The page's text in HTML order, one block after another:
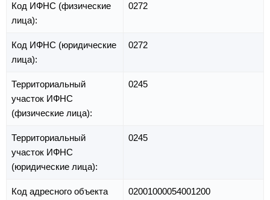
Код ИФНС (физические
лица):
0272
Код ИФНС (юридические
лица):
0272
Территориальный
участок ИФНС
(физические лица):
0245
Территориальный
участок ИФНС
(юридические лица):
0245
Код адресного объекта
02001000054001200